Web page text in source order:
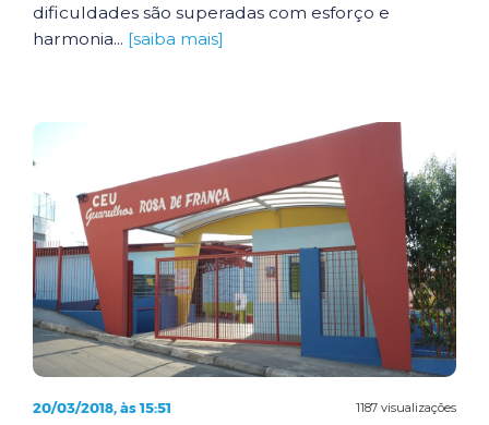
dificuldades são superadas com esforço e
harmonia... [saiba mais]
1187 visualizações
20/03/2018, às 15:51